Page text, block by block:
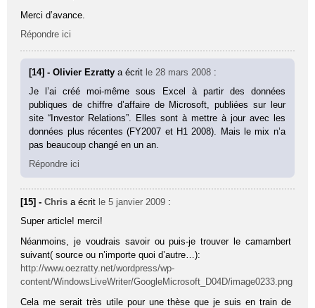
Merci d’avance.
Répondre ici
[14] - Olivier Ezrattya écrit le 28 mars 2008 :
Je l’ai créé moi-même sous Excel à partir des données
publiques de chiffre d’affaire de Microsoft, publiées sur leur
site “Investor Relations”. Elles sont à mettre à jour avec les
données plus récentes (FY2007 et H1 2008). Mais le mix n’a
pas beaucoup changé en un an.
Répondre ici
[15] -Chris a écrit le 5 janvier 2009 :
Super article! merci!
Néanmoins, je voudrais savoir ou puis-je trouver le camambert
suivant( source ou n’importe quoi d’autre…):
http://www.oezratty.net/wordpress/wp-
content/WindowsLiveWriter/GoogleMicrosoft_D04D/image0233.png
Cela me serait très utile pour une thèse que je suis en train de